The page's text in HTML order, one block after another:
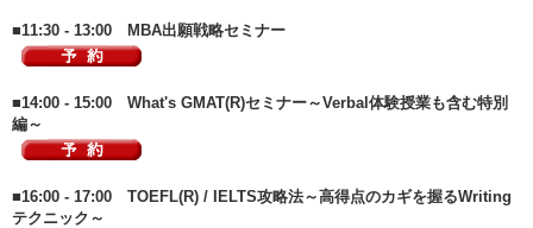
■11:30 - 13:00 MBA出願戦略セミナー
■14:00 - 15:00 What's GMAT(R)セミナー～Verbal体験授業も含む特別
編～
■16:00 - 17:00 TOEFL(R) / IELTS攻略法～高得点のカギを握るWriting
テクニック～